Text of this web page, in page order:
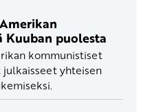
Kuuban puolesta
kommunistiset
yhteisen